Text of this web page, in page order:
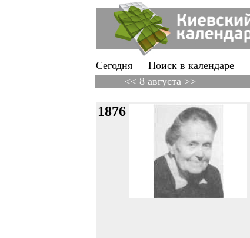
Сегодня Поиск в календаре
<< 8 августа >>
1876